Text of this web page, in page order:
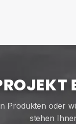
Produkten oder
stehen